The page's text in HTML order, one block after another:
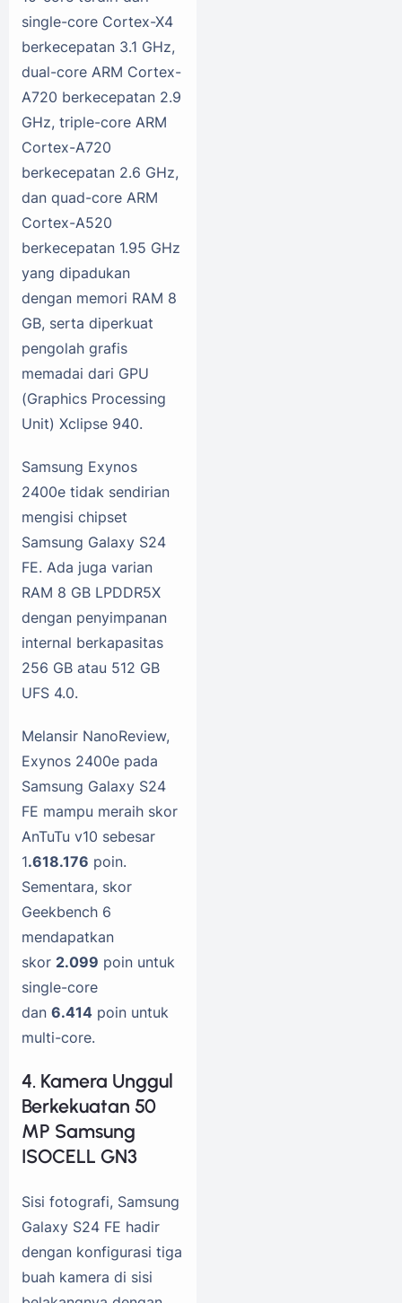
single-core Cortex-X4
berkecepatan 3.1 GHz,
dual-core ARM Cortex-
A720 berkecepatan 2.9
GHz, triple-core ARM
Cortex-A720
berkecepatan 2.6 GHz,
dan quad-core ARM
Cortex-A520
berkecepatan 1.95 GHz
yang dipadukan
dengan memori RAM 8
GB, serta diperkuat
pengolah grafis
memadai dari GPU
(Graphics Processing
Unit) Xclipse 940.
Samsung Exynos
2400e tidak sendirian
mengisi chipset
Samsung Galaxy S24
FE. Ada juga varian
RAM 8 GB LPDDR5X
dengan penyimpanan
internal berkapasitas
256 GB atau 512 GB
UFS 4.0.
Melansir NanoReview,
Exynos 2400e pada
Samsung Galaxy S24
FE mampu meraih skor
AnTuTu v10 sebesar
1.618.176 poin.
Sementara, skor
Geekbench 6
mendapatkan
skor 2.099 poin untuk
single-core
dan 6.414 poin untuk
multi-core.
4. Kamera Unggul
Berkekuatan 50
MP Samsung
ISOCELL GN3
Sisi fotografi, Samsung
Galaxy S24 FE hadir
dengan konfigurasi tiga
buah kamera di sisi